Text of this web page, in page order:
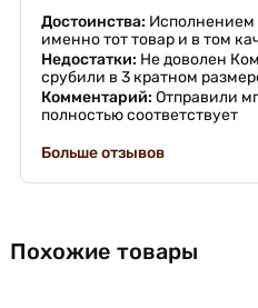
Достоинства: Исполнением
именно тот товар и в том
Недостатки: Не доволен
срубили в 3 кратном
Комментарий: Отправили
полностью соответствует
Больше отзывов
Похожие товары